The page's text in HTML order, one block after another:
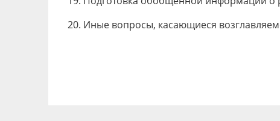
20. Иные вопросы, касающиеся